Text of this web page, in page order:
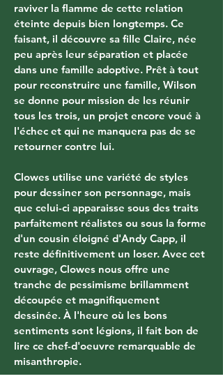
raviver la flamme de cette relation
éteinte depuis bien longtemps. Ce
faisant, il découvre sa fille Claire, née
peu après leur séparation et placée
dans une famille adoptive. Prêt à tout
pour reconstruire une famille, Wilson
se donne pour mission de les réunir
tous les trois, un projet encore voué à
l'échec et qui ne manquera pas de se
retourner contre lui.
Clowes utilise une variété de styles
pour dessiner son personnage, mais
que celui-ci apparaisse sous des traits
parfaitement réalistes ou sous la forme
d'un cousin éloigné d'Andy Capp, il
reste définitivement un loser. Avec cet
ouvrage, Clowes nous offre une
tranche de pessimisme brillamment
découpée et magnifiquement
dessinée. À l'heure où les bons
sentiments sont légions, il fait bon de
lire ce chef-d'oeuvre remarquable de
misanthropie.